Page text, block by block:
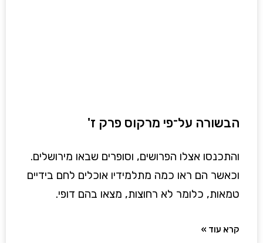
הבשורה על־פי מרקוס פרק ז'
והתכנסו אצלו הפרושים, וסופרים שבאו מירושלים.
וכאשר הם ראו כמה מתלמידיו אוכלים לחם בידיים
טמאות, כלומר לא רחוצות, מצאו בהם דופי.
קרא עוד »